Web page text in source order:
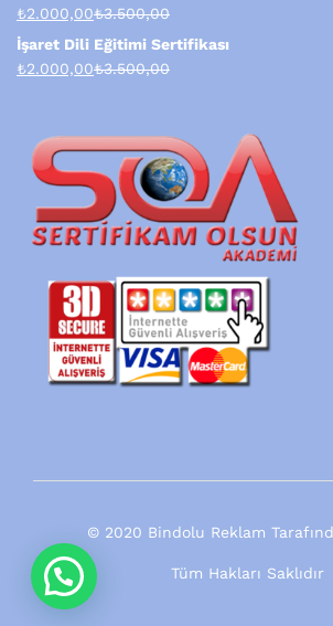
₺2.000,00₺3.500,00
İşaret Dili Eğitimi Sertifikası
₺2.000,00₺3.500,00
© 2020 Bindolu Reklam
Tüm Hakları Saklıdır